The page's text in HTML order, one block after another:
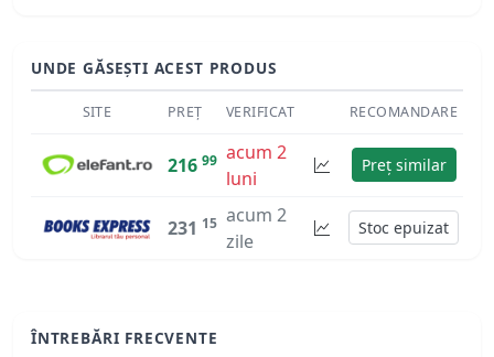
UNDE GĂSEȘTI ACEST PRODUS
SITE PREȚ VERIFICAT RECOMANDARE
216 99 acum 2
luni
Preț similar
231 15 acum 2
zile
Stoc epuizat
ÎNTREBĂRI FRECVENTE